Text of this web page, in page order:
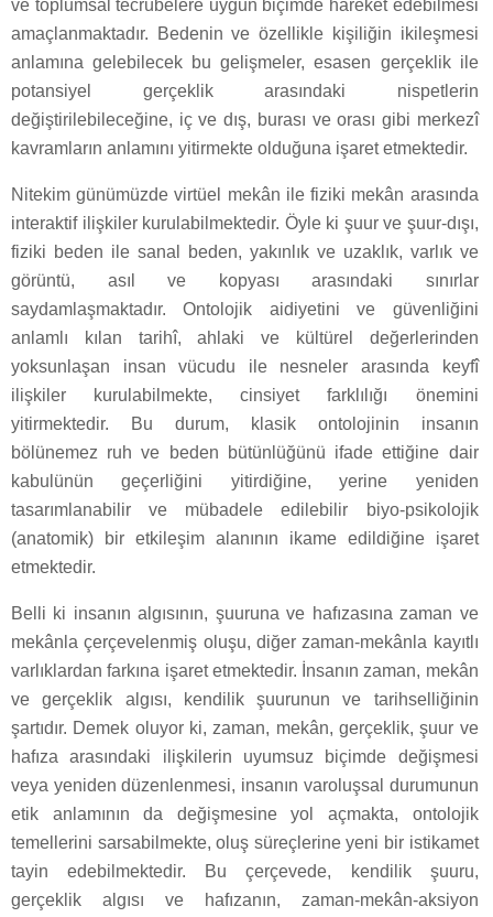
ve toplumsal tecrübelere uygun biçimde hareket edebilmesi
amaçlanmaktadır. Bedenin ve özellikle kişiliğin ikileşmesi
anlamına gelebilecek bu gelişmeler, esasen gerçeklik ile
potansiyel gerçeklik arasındaki nispetlerin
değiştirilebileceğine, iç ve dış, burası ve orası gibi merkezî
kavramların anlamını yitirmekte olduğuna işaret etmektedir.
Nitekim günümüzde virtüel mekân ile fiziki mekân arasında
interaktif ilişkiler kurulabilmektedir. Öyle ki şuur ve şuur-dışı,
fiziki beden ile sanal beden, yakınlık ve uzaklık, varlık ve
görüntü, asıl ve kopyası arasındaki sınırlar
saydamlaşmaktadır. Ontolojik aidiyetini ve güvenliğini
anlamlı kılan tarihî, ahlaki ve kültürel değerlerinden
yoksunlaşan insan vücudu ile nesneler arasında keyfî
ilişkiler kurulabilmekte, cinsiyet farklılığı önemini
yitirmektedir. Bu durum, klasik ontolojinin insanın
bölünemez ruh ve beden bütünlüğünü ifade ettiğine dair
kabulünün geçerliğini yitirdiğine, yerine yeniden
tasarımlanabilir ve mübadele edilebilir biyo-psikolojik
(anatomik) bir etkileşim alanının ikame edildiğine işaret
etmektedir.
Belli ki insanın algısının, şuuruna ve hafızasına zaman ve
mekânla çerçevelenmiş oluşu, diğer zaman-mekânla kayıtlı
varlıklardan farkına işaret etmektedir. İnsanın zaman, mekân
ve gerçeklik algısı, kendilik şuurunun ve tarihselliğinin
şartıdır. Demek oluyor ki, zaman, mekân, gerçeklik, şuur ve
hafıza arasındaki ilişkilerin uyumsuz biçimde değişmesi
veya yeniden düzenlenmesi, insanın varoluşsal durumunun
etik anlamının da değişmesine yol açmakta, ontolojik
temellerini sarsabilmekte, oluş süreçlerine yeni bir istikamet
tayin edebilmektedir. Bu çerçevede, kendilik şuuru,
gerçeklik algısı ve hafızanın, zaman-mekân-aksiyon